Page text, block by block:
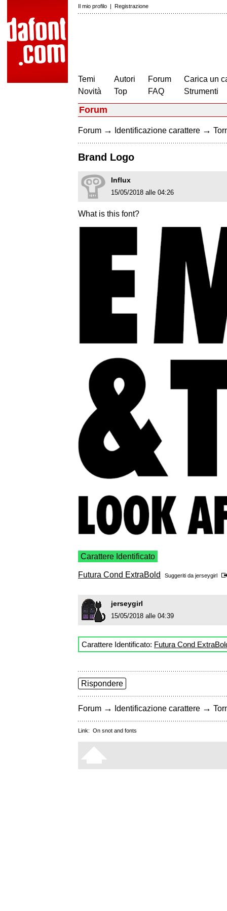
Il mio profilo | Registrazione
Temi
Novità
Autori
Top
Forum
FAQ
Carica un
Strumenti
Forum
Forum → Identificazione carattere →
Brand Logo
Influx
15/05/2018 alle 04:26
What is this font?
Carattere Identificato
Futura Cond ExtraBold Suggeriti da jerseygirl
jerseygirl
15/05/2018 alle 04:39
Carattere Identificato: Futura Cond
Rispondere
Forum → Identificazione carattere →
Link: On snot and fonts